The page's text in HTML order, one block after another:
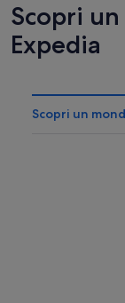
Scopri
Expedia
Scopri un